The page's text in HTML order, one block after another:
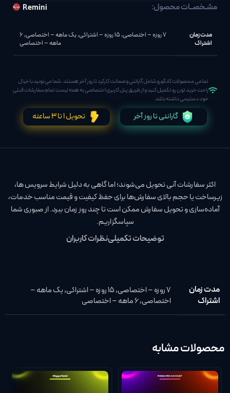
Remini مشـخصــات محصول:
مدت زمان
اشتراک
7 روزه – اختصاصی ,15 روزه – اشتراکی ,یک ماهه – اختصاصی,
6
ماهه – اختصاصی
تمامی محصولات کانگورو شامل گارانتی و ضمانت کارکرد تا روز آخر هستند. شما می‌تونید با خیال
راحت خرید تون رو تکمیل کنید و از طریق پنل کاربری اختصاصی به همه لیست تمام سفارشات قبلی
خود دسترسی داشته باشد.
گارانتی تا روز آخر تحویل 1 تا 3 ساعته
اکثر سفارشات آنی تحویل می‌شوند؛ اما گاهی به دلیل شرایط سرویس‌ ها،
زیرساخت یا حجم بالای سفارش‌ها برای حفظ کیفیت و قیمت مناسب خدمات،
آماده‌سازی و تحویل سفارش ممکن است تا چند روز زمان ببرد. از صبوری شما
سپاسگزاریم.
توضیحات تکمیلینظرات کاربران
مدت زمان
اشتراک
7 روزه – اختصاصی ,15 روزه – اشتراکی ,یک ماهه –
اختصاصی,6 ماهه – اختصاصی
محصولات مشابه